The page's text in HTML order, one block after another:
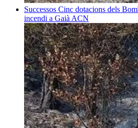
Successos Cinc dotacions dels
incendi a Gaià ACN